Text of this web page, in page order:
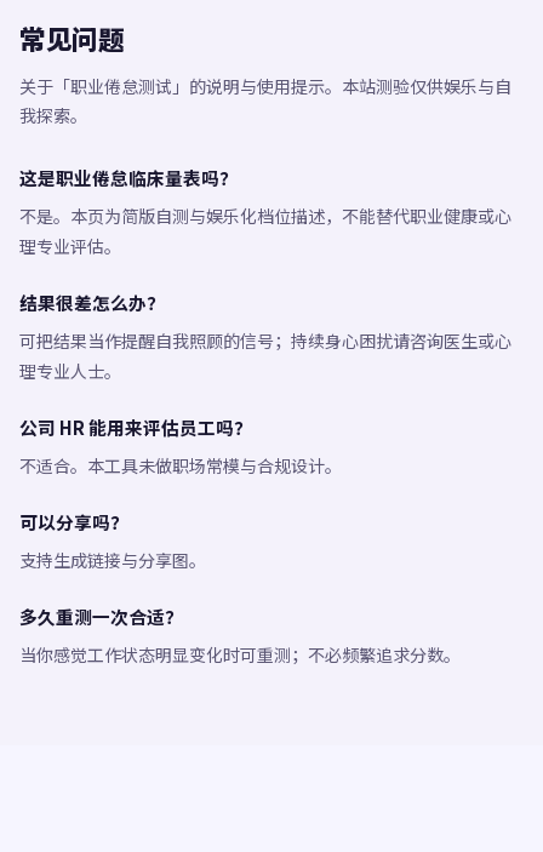
常见问题
关于「职业倦怠测试」的说明与使用提示。本站测验仅供娱乐与自
我探索。
这是职业倦怠临床量表吗？
不是。本页为简版自测与娱乐化档位描述，不能替代职业健康或心
理专业评估。
结果很差怎么办？
可把结果当作提醒自我照顾的信号；持续身心困扰请咨询医生或心
理专业人士。
公司 HR 能用来评估员工吗？
不适合。本工具未做职场常模与合规设计。
可以分享吗？
支持生成链接与分享图。
多久重测一次合适？
当你感觉工作状态明显变化时可重测；不必频繁追求分数。